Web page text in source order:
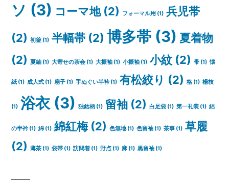
ソ (3) コーマ地(2) フォーマル用 (1) 兵児帯
(2) 初釜 (1) 半幅帯 (2) 博多帯 (3) 夏着物
(2) 夏紬 (1) 大寄せの茶会 (1) 大振袖 (1) 小振袖 (1) 小紋 (2) 帯 (1) 懐
紙 (1) 成人式 (1) 扇子 (1) 手ぬぐい半衿 (1) 有松絞り (2) 格 (1) 楊枝
(1) 浴衣 (3) 独鈷柄 (1) 留袖 (2) 白足袋 (1) 第一礼装 (1) 絽
の半衿 (1) 綿 (1) 綿紅梅(2) 色無地(1) 色留袖 (1) 茶事 (1) 草履
(2) 薄茶 (1) 袋帯 (1) 訪問着 (1) 野点 (1) 麻 (1) 黒留袖 (1)